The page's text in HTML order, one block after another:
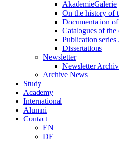
AkademieGalerie
On the history of
Documentation
Catalogues of the
Publication series
Dissertations
Newsletter
Newsletter
Archive News
Study
Academy
International
Alumni
Contact
EN
DE